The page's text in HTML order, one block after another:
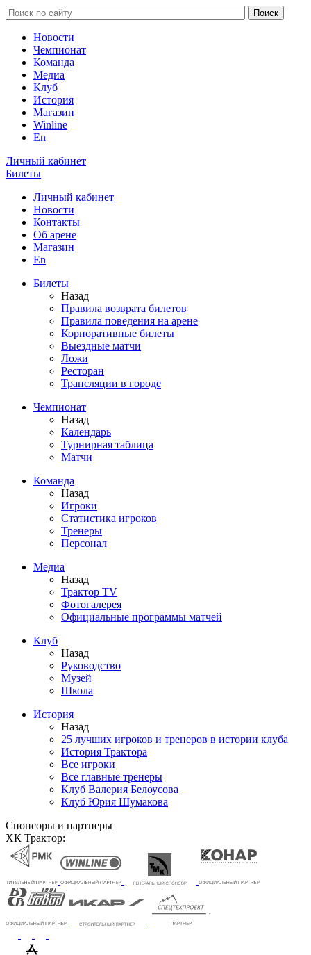
Новости
Чемпионат
Команда
Медиа
Клуб
История
Магазин
Winline
En
Личный кабинет
Билеты
Личный кабинет
Новости
Контакты
Об арене
Магазин
En
Билеты
Назад
Правила возврата билетов
Правила поведения на арене
Корпоративные билеты
Выездные матчи
Ложи
Ресторан
Трансляции в городе
Чемпионат
Назад
Календарь
Турнирная таблица
Матчи
Команда
Назад
Игроки
Статистика игроков
Тренеры
Персонал
Медиа
Назад
Трактор TV
Фотогалерея
Официальные программы матчей
Клуб
Назад
Руководство
Музей
Школа
История
Назад
25 лучших игроков и тренеров в истории клуба
История Трактора
Все игроки
Все главные тренеры
Клуб Валерия Белоусова
Клуб Юрия Шумакова
Спонсоры и партнеры
ХК Трактор: